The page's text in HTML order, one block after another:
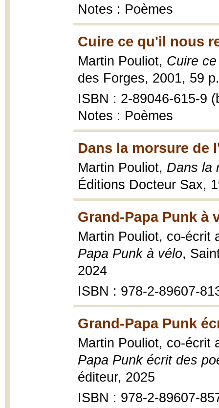
Notes : Poèmes
Cuire ce qu'il nous
Martin Pouliot, Cuire
des Forges, 2001, 59
ISBN : 2-89046-615-9
Notes : Poèmes
Dans la morsure de
Martin Pouliot, Dans la
Éditions Docteur Sax,
Grand-Papa Punk à
Martin Pouliot, co-écrit
Papa Punk à vélo,
2024
ISBN : 978-2-89607-
Grand-Papa Punk
Martin Pouliot, co-écrit
Papa Punk écrit des
éditeur, 2025
ISBN : 978-2-89607-